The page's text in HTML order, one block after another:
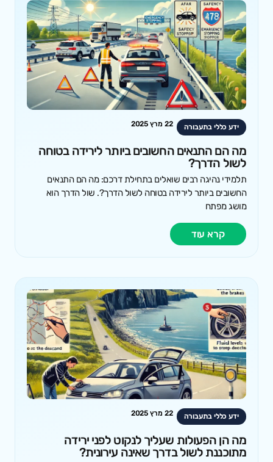
ידע כללי בתעבורה 22 מרץ 2025
מה הם התנאים החשובים ביותר לירידה בטוחה
לשול הדרך?
תלמידי נהיגה רבים שואלים בתחילת דרכם: מה הם התנאים
החשובים ביותר לירידה בטוחה לשול הדרך?. שול הדרך הוא
מושג מפתח
קרא עוד
ידע כללי בתעבורה 22 מרץ 2025
מה הן הפעולות שעליך לנקוט לפני ירידה
מתוכננת לשול בדרך שאינה עירונית?